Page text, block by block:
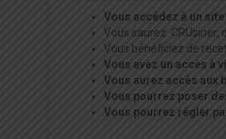
Vous accédez à un
Vous saurez CRUsiner,
Vous bénéficiez de
Vous avez un accès à
Vous aurez accès aux
Vous pourrez poser
Vous pourrez régler